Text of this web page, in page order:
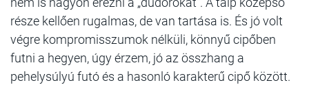
része kellően rugalmas, de van tartása is. És jó volt
végre kompromisszumok nélküli, könnyű cipőben
futni a hegyen, úgy érzem, jó az összhang a
pehelysúlyú futó és a hasonló karakterű cipő között.